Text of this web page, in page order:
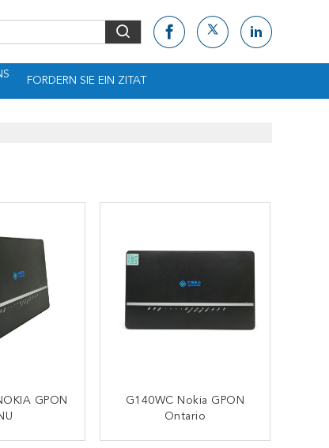
FORDERN SIE EIN ZITAT
GPON
G140WC Nokia GPON
Ontario